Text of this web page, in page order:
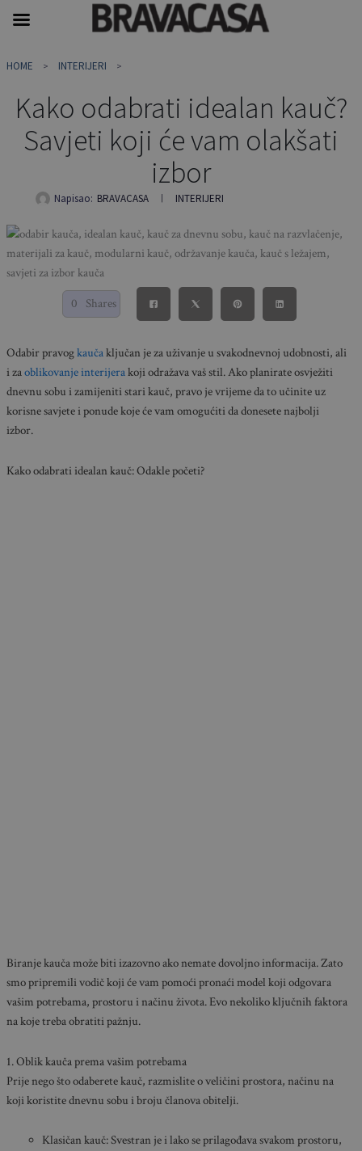
toHOME INTERIJERI
Kako odabrati idealan kauč?
Savjeti koji će vam olakšati
izbor
Napisao: BRAVACASA INTERIJERI
0 Shares
Odabir pravogkaučaključan je za uživanje u svakodnevnoj udobnosti, ali
i zaoblikovanje interijerakoji odražava vaš stil. Ako planirate osvježiti
dnevnu sobu i zamijeniti stari kauč, pravo je vrijeme da to učinite uz
korisne savjete i ponude koje će vam omogućiti da donesete najbolji
izbor.
Kako odabrati idealan kauč: Odakle početi?
Biranje kauča može biti izazovno ako nemate dovoljno informacija. Zato
smo pripremili vodič koji će vam pomoći pronaći model koji odgovara
vašim potrebama, prostoru i načinu života. Evo nekoliko ključnih faktora
na koje treba obratiti pažnju.
1. Oblik kauča prema vašim potrebama
Prije nego što odaberete kauč, razmislite o veličini prostora, načinu na
koji koristite dnevnu sobu i broju članova obitelji.
Klasičan kauč: Svestran je i lako se prilagođava svakom prostoru,